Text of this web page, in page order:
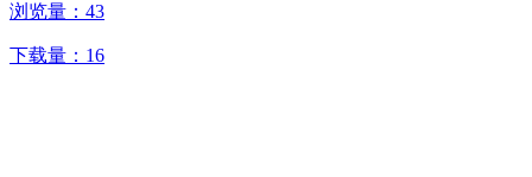
浏览量： 43
下载量： 16